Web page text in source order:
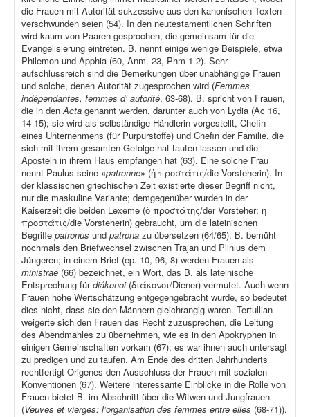
die Frauen mit Autorität sukzessive aus den kanonischen Texten
verschwunden seien (54). In den neutestamentlichen Schriften
wird kaum von Paaren gesprochen, die gemeinsam für die
Evangelisierung eintreten. B. nennt einige wenige Beispiele, etwa
Philemon und Apphia (60, Anm. 23, Phm 1-2). Sehr
aufschlussreich sind die Bemerkungen über unabhängige Frauen
und solche, denen Autorität zugesprochen wird (Femmes
indépendantes, femmes d‘ autorité, 63-68). B. spricht von Frauen,
die in denActa genannt werden, darunter auch von Lydia (Ac 16,
14-15); sie wird als selbständige Händlerin vorgestellt, Chefin
eines Unternehmens (für Purpurstoffe) und Chefin der Familie, die
sich mit ihrem gesamten Gefolge hat taufen lassen und die
Aposteln in ihrem Haus empfangen hat (63). Eine solche Frau
nennt Paulus seine «patronne» (ἡ προστάτις/die Vorsteherin). In
der klassischen griechischen Zeit existierte dieser Begriff nicht,
nur die maskuline Variante; demgegenüber wurden in der
Kaiserzeit die beiden Lexeme (ὁ προστάτης/der Vorsteher; ἡ
προστάτις/die Vorsteherin) gebraucht, um die lateinischen
Begriffe patronus und patrona zu übersetzen (64/65). B. bemüht
nochmals den Briefwechsel zwischen Trajan und Plinius dem
Jüngeren; in einem Brief (ep. 10, 96, 8) werden Frauen als
ministrae (66) bezeichnet, ein Wort, das B. als lateinische
Entsprechung fürdiákonoi (διάκονοι/Diener) vermutet. Auch wenn
Frauen hohe Wertschätzung entgegengebracht wurde, so bedeutet
dies nicht, dass sie den Männern gleichrangig waren. Tertullian
weigerte sich den Frauen das Recht zuzusprechen, die Leitung
des Abendmahles zu übernehmen, wie es in den Apokryphen in
einigen Gemeinschaften vorkam (67); es war ihnen auch untersagt
zu predigen und zu taufen. Am Ende des dritten Jahrhunderts
rechtfertigt Origenes den Ausschluss der Frauen mit sozialen
Konventionen (67). Weitere interessante Einblicke in die Rolle von
Frauen bietet B. im Abschnitt über die Witwen und Jungfrauen
(Veuves et vierges: l’organisation des femmes entre elles (68-71)).